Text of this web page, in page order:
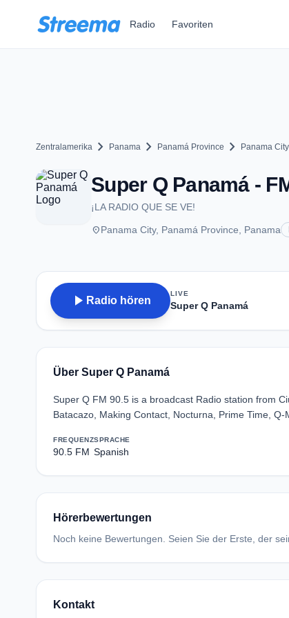
Radio Favoriten
Zentralamerika chevron_right Panama chevron_right Panamá Province chevron_right Panama City
Super Q Panamá -
¡LA RADIO QUE SE VE!
placePanama City, Panamá Province, Panama
play_arrow Radio hören
LIVE
Super Q Panamá
Über Super Q Panamá
Super Q FM 90.5 is a broadcast Radio station from
Batacazo, Making Contact, Nocturna, Prime Time,
FREQUENZ
90.5 FM
SPRACHE
Spanish
Hörerbewertungen
Noch keine Bewertungen. Seien Sie der Erste, der
Kontakt